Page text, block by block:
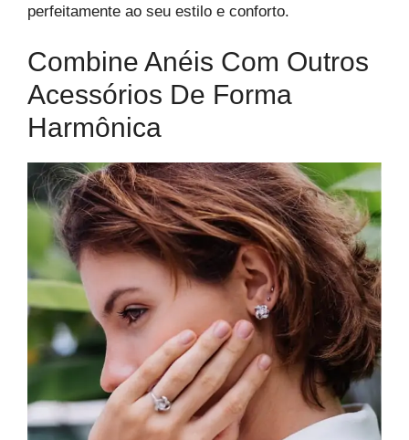
perfeitamente ao seu estilo e conforto.
Combine Anéis Com Outros
Acessórios De Forma
Harmônica